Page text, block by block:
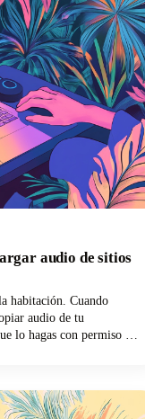
audio de sitios
habitación. Cuando
audio de tu
lo hagas con permiso o